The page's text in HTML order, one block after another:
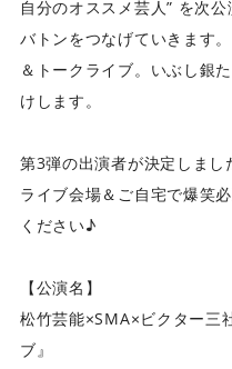
自分のオススメ芸人” を次
バトンをつなげていきます
＆トークライブ。いぶし銀
けします。
第3弾の出演者が決定しまし
ライブ会場＆ご自宅で爆笑
ください♪
【公演名】
松竹芸能×SMA×ビクター三
ブ』